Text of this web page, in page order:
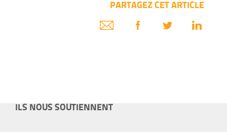
PARTAGEZ CET ARTICLE
ILS NOUS SOUTIENNENT